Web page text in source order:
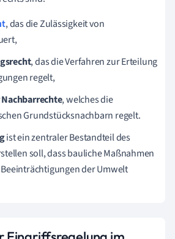
, das die Zulässigkeit von
, das die Verfahren zur Erteilung
regelt,
, welches die
Grundstücksnachbarn regelt.
ist ein zentraler Bestandteil des
soll, dass bauliche Maßnahmen
der Umwelt